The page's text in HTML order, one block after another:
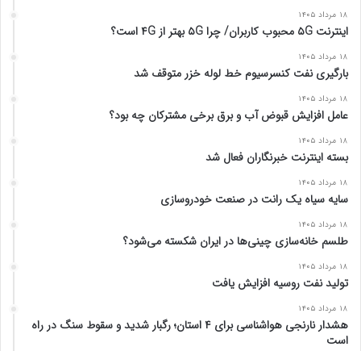
ی
ی
۱۸ مرداد ۱۴۰۵
اینترنت ۵G محبوب کاربران/ چرا ۵G بهتر از ۴G است؟
۱۸ مرداد ۱۴۰۵
بارگیری نفت کنسرسیوم خط لوله خزر متوقف شد
۱۸ مرداد ۱۴۰۵
عامل افزایش قبوض آب و برق برخی مشترکان چه بود؟
۱۸ مرداد ۱۴۰۵
بسته اینترنت خبرنگاران فعال شد
۱۸ مرداد ۱۴۰۵
سایه سیاه یک رانت در صنعت خودروسازی
۱۸ مرداد ۱۴۰۵
طلسم خانه‌سازی چینی‌ها در ایران شکسته می‌شود؟
۱۸ مرداد ۱۴۰۵
تولید نفت روسیه افزایش یافت
۱۸ مرداد ۱۴۰۵
هشدار نارنجی هواشناسی برای ۴ استان؛ رگبار شدید و سقوط سنگ در راه
است